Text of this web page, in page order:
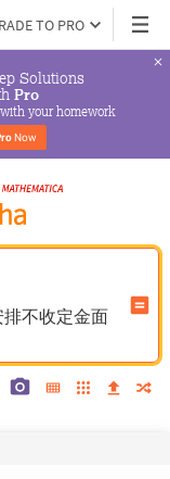
TO PRO
Solutions
Pro
your homework
Now
不收定金面